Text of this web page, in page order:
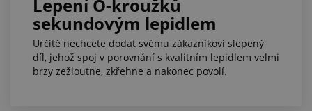
Lepení O-kroužků
sekundovým lepidlem
Určitě nechcete dodat svému zákazníkovi slepený
díl, jehož spoj v porovnání s kvalitním lepidlem velmi
brzy zežloutne, zkřehne a nakonec povolí.